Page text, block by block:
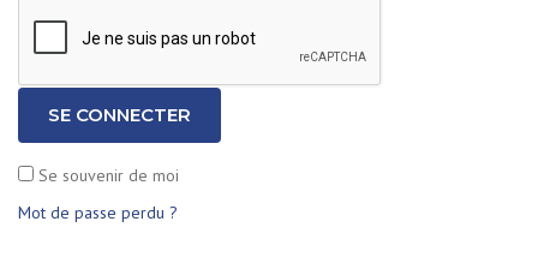
SE CONNECTER
Se souvenir de moi
Mot de passe perdu ?